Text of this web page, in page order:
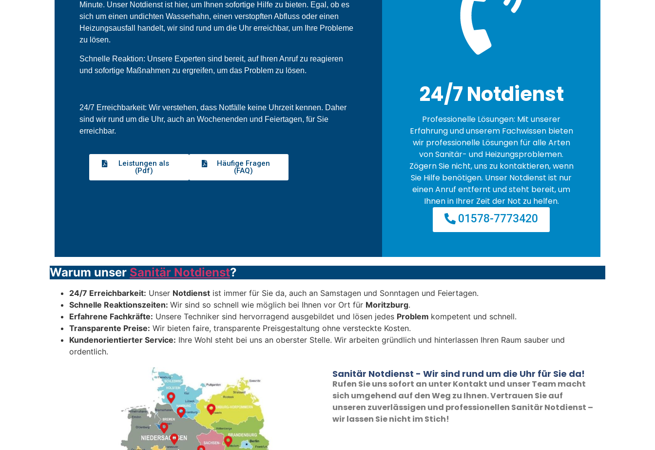
Minute. Unser Notdienst ist hier, um Ihnen sofortige Hilfe zu bieten. Egal, ob es
sich um einen undichten Wasserhahn, einen verstopften Abfluss oder einen
Heizungsausfall handelt, wir sind rund um die Uhr erreichbar, um Ihre Probleme
zu lösen.
Schnelle Reaktion: Unsere Experten sind bereit, auf Ihren Anruf zu reagieren
und sofortige Maßnahmen zu ergreifen, um das Problem zu lösen.
24/7 Erreichbarkeit: Wir verstehen, dass Notfälle keine Uhrzeit kennen. Daher
sind wir rund um die Uhr, auch an Wochenenden und Feiertagen, für Sie
erreichbar.
Leistungen als
(Pdf)
Häufige Fragen
(FAQ)
24/7 Notdienst
Professionelle Lösungen: Mit unserer
Erfahrung und unserem Fachwissen bieten
wir professionelle Lösungen für alle Arten
von Sanitär- und Heizungsproblemen.
Zögern Sie nicht, uns zu kontaktieren, wenn
Sie Hilfe benötigen. Unser Notdienst ist nur
einen Anruf entfernt und steht bereit, um
Ihnen in Ihrer Zeit der Not zu helfen.
01578-7773420
Warum unser Sanitär Notdienst?
24/7 Erreichbarkeit: Unser Notdienst ist immer für Sie da, auch an Samstagen und Sonntagen und Feiertagen.
Schnelle Reaktionszeiten: Wir sind so schnell wie möglich bei Ihnen vor Ort für Moritzburg.
Erfahrene Fachkräfte: Unsere Techniker sind hervorragend ausgebildet und lösen jedes Problem kompetent und schnell.
Transparente Preise: Wir bieten faire, transparente Preisgestaltung ohne versteckte Kosten.
Kundenorientierter Service: Ihre Wohl steht bei uns an oberster Stelle. Wir arbeiten gründlich und hinterlassen Ihren Raum sauber und
ordentlich.
Sanitär Notdienst - Wir sind rund um die Uhr für Sie da!
Rufen Sie uns sofort an unter Kontakt und unser Team macht
sich umgehend auf den Weg zu Ihnen. Vertrauen Sie auf
unseren zuverlässigen und professionellen Sanitär Notdienst –
wir lassen Sie nicht im Stich!